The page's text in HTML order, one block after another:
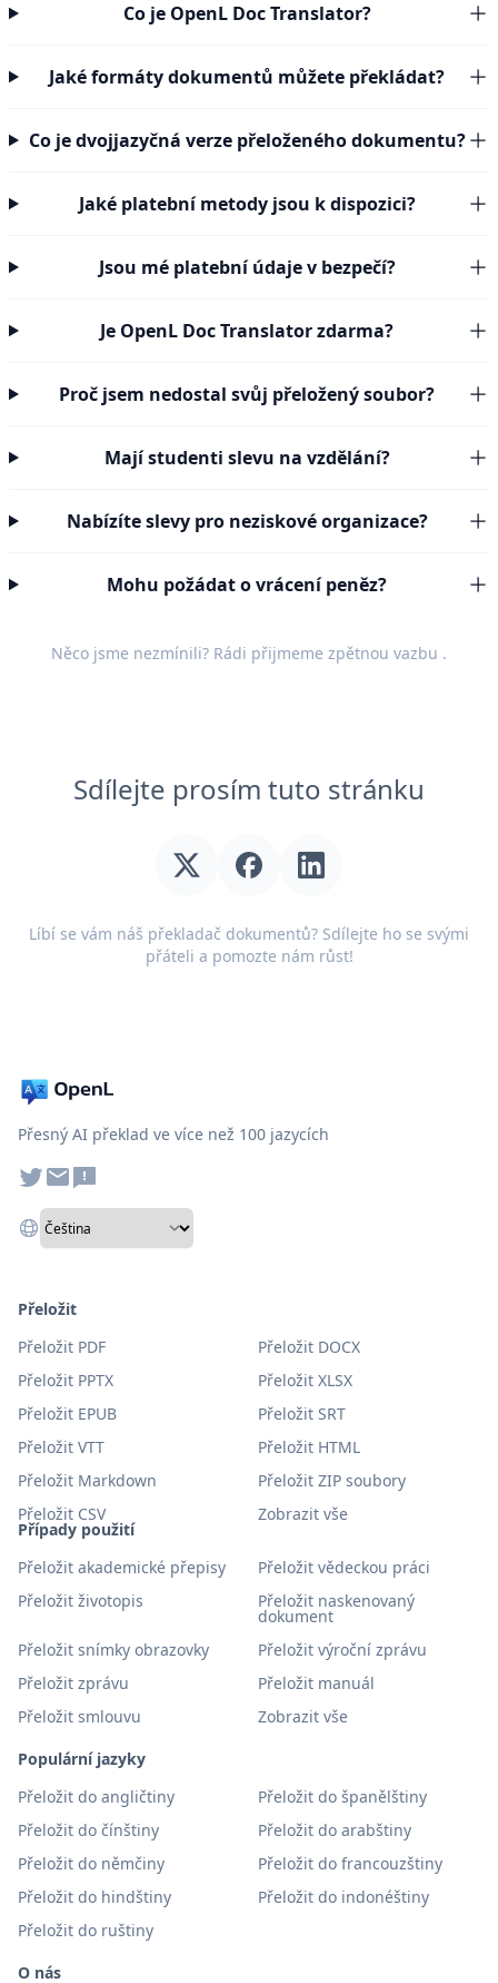
Co je OpenL Doc Translator?
Jaké formáty dokumentů můžete překládat?
Co je dvojjazyčná verze přeloženého dokumentu?
Jaké platební metody jsou k dispozici?
Jsou mé platební údaje v bezpečí?
Je OpenL Doc Translator zdarma?
Proč jsem nedostal svůj přeložený soubor?
Mají studenti slevu na vzdělání?
Nabízíte slevy pro neziskové organizace?
Mohu požádat o vrácení peněz?
Něco jsme nezmínili? Rádi přijmeme zpětnou vazbu .
Sdílejte prosím tuto stránku
Líbí se vám náš překladač dokumentů? Sdílejte ho se svými
přáteli a pomozte nám růst!
Přesný AI překlad ve více než 100 jazycích
Případy použití
Přeložit akademické přepisy
Přeložit vědeckou práci
Přeložit životopis
Přeložit naskenovaný
dokument
Přeložit snímky obrazovky
Přeložit výroční zprávu
Přeložit zprávu
Přeložit manuál
Přeložit smlouvu
Zobrazit vše
Populární jazyky
Přeložit do angličtiny
Přeložit do španělštiny
Přeložit do čínštiny
Přeložit do arabštiny
Přeložit do němčiny
Přeložit do francouzštiny
Přeložit do hindštiny
Přeložit do indonéštiny
Přeložit do ruštiny
Přeložit
Přeložit PDF
Přeložit DOCX
Přeložit PPTX
Přeložit XLSX
Přeložit EPUB
Přeložit SRT
Přeložit VTT
Přeložit HTML
Přeložit Markdown
Přeložit ZIP soubory
Přeložit CSV
Zobrazit vše
O nás